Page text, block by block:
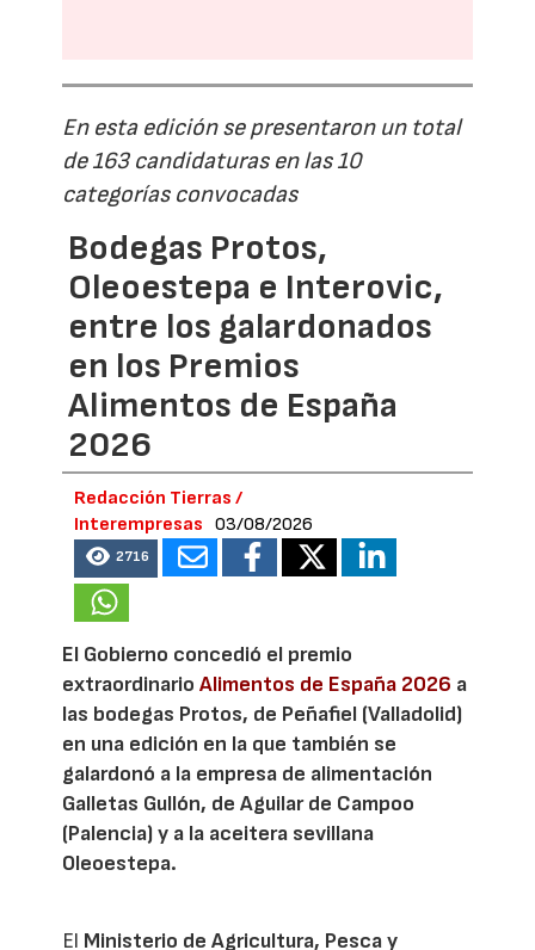
En esta edición se presentaron un total
de 163 candidaturas en las 10
categorías convocadas
Bodegas Protos,
Oleoestepa e Interovic,
entre los galardonados
en los Premios
Alimentos de España
2026
Redacción Tierras /
Interempresas
03/08/2026
2716
El Gobierno concedió el premio
extraordinarioAlimentos de España 2026 a
las bodegas Protos, de Peñafiel (Valladolid)
en una edición en la que también se
galardonó a la empresa de alimentación
Galletas Gullón, de Aguilar de Campoo
(Palencia) y a la aceitera sevillana
Oleoestepa.
El Ministerio de Agricultura, Pesca y